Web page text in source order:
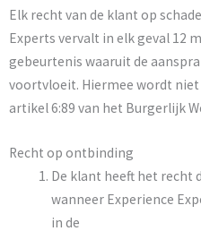
Elk recht van de klant op
Experts vervalt in elk geval 12
gebeurtenis waaruit de
voortvloeit. Hiermee wordt
artikel 6:89 van het Burgerlijk
Recht op ontbinding
De klant heeft het recht
wanneer Experience
in de